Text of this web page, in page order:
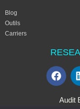
Blog
Outils
Carriers
Audit